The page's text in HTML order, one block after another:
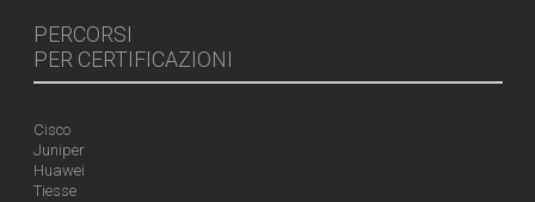
PERCORSI
PER CERTIFICAZIONI
Cisco
Juniper
Huawei
Tiesse